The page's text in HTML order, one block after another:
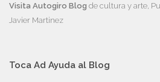
Visita Autogiro Blog de cultura y arte,
Javier Martinez
Toca Ad Ayuda al Blog